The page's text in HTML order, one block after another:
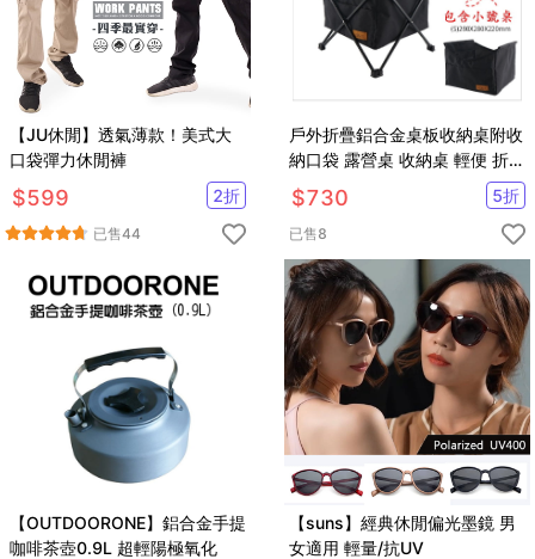
【JU休閒】透氣薄款！美式大
口袋彈力休閒褲
$599 2折
已售44
戶外折疊鋁合金桌板收納桌附收
納口袋 露營桌 收納桌 輕便 折疊
桌
$730 5折
已售8
【OUTDOORONE】鋁合金手提
咖啡茶壺0.9L 超輕陽極氧化
【suns】經典休閒偏光墨鏡 男
女適用 輕量/抗UV